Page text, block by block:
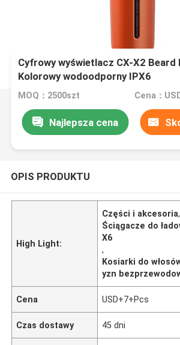
Cyfrowy wyświetlacz CX-X2
Kolorowy wodoodporny IPX6
MOQ：2500szt Cena：
Najlepsza cena
OPIS PRODUKTU
High Light:
Części i akcesoria,
Ściągacze do
X6
,
Kosiarki do
yzn
Cena USD+7+Pcs
Czas dostawy 45 dni